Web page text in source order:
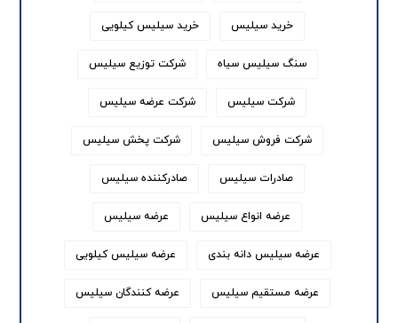
خرید سیلیس خرید سیلیس کیلویی
سنگ سیلیس سیاه شرکت توزیع سیلیس
شرکت سیلیس شرکت عرضه سیلیس
شرکت فروش سیلیس شرکت پخش سیلیس
صادرات سیلیس صادرکننده سیلیس
عرضه انواع سیلیس عرضه سیلیس
عرضه سیلیس دانه بندی عرضه سیلیس کیلویی
عرضه مستقیم سیلیس عرضه کنندگان سیلیس